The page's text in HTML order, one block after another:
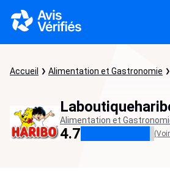
Accueil Alimentation et Gastronomie
Alimentation et
4.7